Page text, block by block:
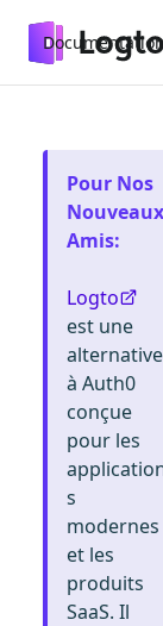
Documentation
Pour Nos
Nouveaux
Amis:
Logto
est une
alternative
à Auth0
conçue
pour les
s
modernes
et les
produits
SaaS. Il